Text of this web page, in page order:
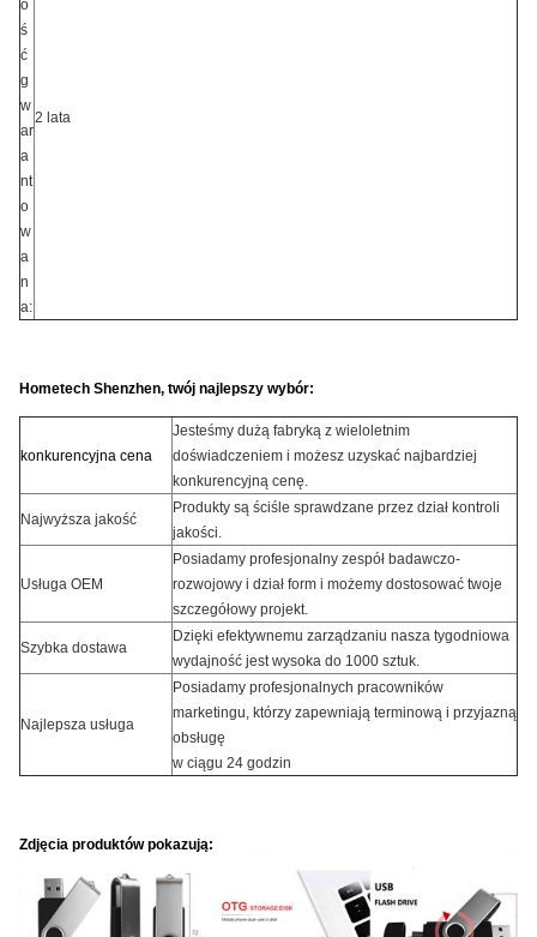
o
ś
ć
g
w
ar
a
nt
o
w
a
n
a:
2 lata
Hometech Shenzhen, twój najlepszy wybór:
konkurencyjna cena
Jesteśmy dużą fabryką z wieloletnim
doświadczeniem i możesz uzyskać najbardziej
konkurencyjną cenę.
Najwyższa jakość
Produkty są ściśle sprawdzane przez dział kontroli
jakości.
Usługa OEM
Posiadamy profesjonalny zespół badawczo-
rozwojowy i dział form i możemy dostosować twoje
szczegółowy projekt.
Szybka dostawa
Dzięki efektywnemu zarządzaniu nasza tygodniowa
wydajność jest wysoka do 1000 sztuk.
Najlepsza usługa
Posiadamy profesjonalnych pracowników
marketingu, którzy zapewniają terminową i przyjazną
obsługę
w ciągu 24 godzin
Zdjęcia produktów pokazują: